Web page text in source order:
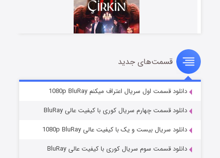
سریال زشت
قسمت۲ (زیرنویس) منتشر شد
قسمت‌های جدید
دانلود قسمت اول سریال اعتراف میکنم 1080p BluRay
دانلود قسمت چهارم سریال کوری با کیفیت عالی BluRay
دانلود سریال بیست و یک با کیفیت عالی 1080p BluRay
دانلود قسمت سوم سریال کوری با کیفیت عالی BluRay